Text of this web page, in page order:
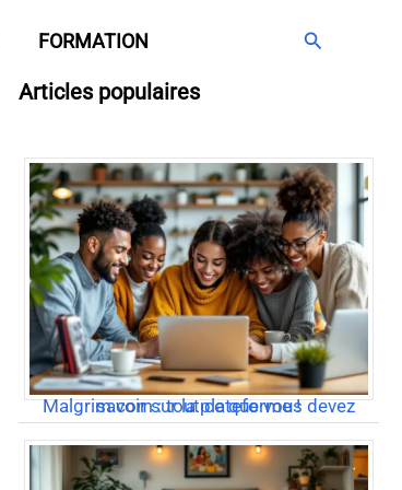
FORMATION Rechercher
Articles populaires
Malgrim com : tout ce que vous devez savoir sur la plateforme !